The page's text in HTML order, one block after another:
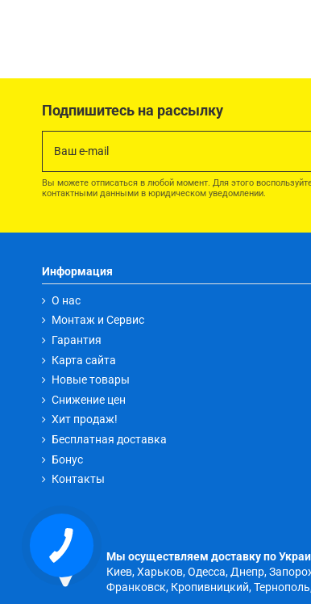
Подпишитесь на рассылку
Вы можете отписаться в любой момент. Для этого
контактными данными в юридическом уведомлении.
Информация
О нас
Монтаж и Сервис
Гарантия
Карта сайта
Новые товары
Снижение цен
Хит продаж!
Бесплатная доставка
Бонус
Контакты
Мы осуществляем доставку по
Киев, Харьков, Одесса, Днепр,
Франковск, Кропивницкий,
КНОПКА
ЗВ'ЯЗКУ